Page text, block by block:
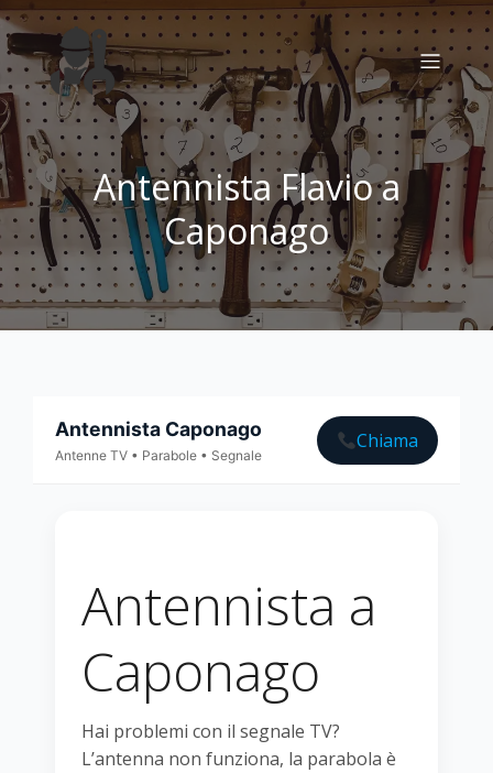
Antennista Flavio a
Caponago
Antennista Caponago
Antenne TV • Parabole • Segnale
Chiama
Antennista a
Caponago
Hai problemi con il segnale TV?
L’antenna non funziona, la parabola è